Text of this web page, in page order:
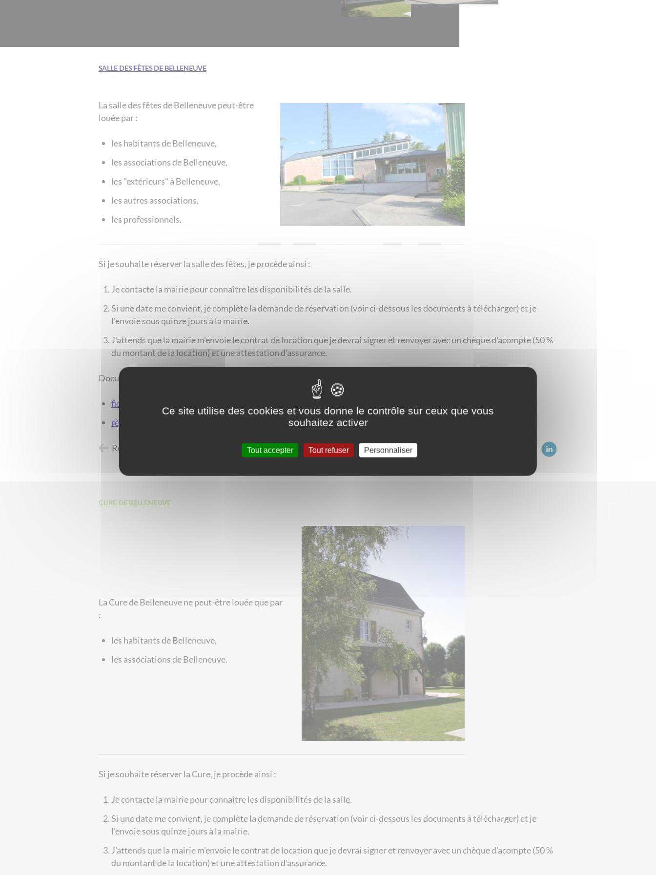
SALLE DES FÊTES DE BELLENEUVE
La salle des fêtes de Belleneuve peut-être
louée par :
les habitants de Belleneuve,
les associations de Belleneuve,
les "extérieurs" à Belleneuve,
les autres associations,
les professionnels.
​​​​​​​Si je souhaite réserver la salle des fêtes, je procède ainsi :
Je contacte la mairie pour connaître les disponibilités de la salle.
Si une date me convient, je complète la demande de réservation (voir ci-dessous les documents à télécharger) et je
l'envoie sous quinze jours à la mairie.
J'attends que la mairie m'envoie le contrat de location que je devrai signer et renvoyer avec un chèque d'acompte (50 %
du montant de la location) et une attestation d'assurance.
Documents à télécharger :
fiche technique de la salle
règlement intérieur de la salle
Retour à l'accueil
CURE DE BELLENEUVE
La Cure de Belleneuve ne peut-être louée que par
:
les habitants de Belleneuve,
les associations de Belleneuve.
Si je souhaite réserver la Cure, je procède ainsi :
Je contacte la mairie pour connaître les disponibilités de la salle.
Si une date me convient, je complète la demande de réservation (voir ci-dessous les documents à télécharger) et je
l'envoie sous quinze jours à la mairie.
J'attends que la mairie m'envoie le contrat de location que je devrai signer et renvoyer avec un chèque d'acompte (50 %
du montant de la location) et une attestation d'assurance.
Ce site utilise des cookies et vous donne le contrôle sur ceux que vous
souhaitez activer
Tout accepter Tout refuser Personnaliser